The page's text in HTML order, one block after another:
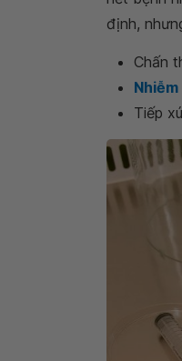
định,
Chấn
Tiếp